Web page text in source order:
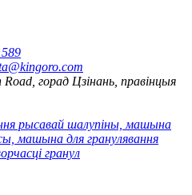
горад Цзінань, правінцыя
рысавай шалупіны, машына
машына для гранулявання
гранул